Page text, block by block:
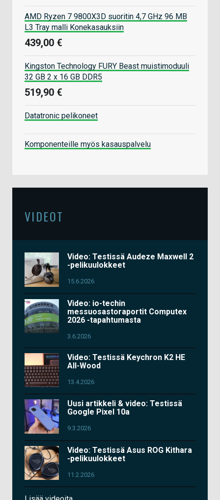
AMD Ryzen 7 9800X3D suoritin 4,7 GHz 96 MB
L3 Tray malli Konekasauksiin
439,00 €
Kingston Technology FURY Beast muistimoduuli
32 GB 2 x 16 GB DDR5
519,90 €
Datatronic pelikoneet
Komponenteille myös kasauspalvelu
VIDEOT
Video: Testissä Audeze Maxwell 2
-pelikuulokkeet
15.6.2026
Video: io-techin
messuosastoraportit Computex
2026 -tapahtumasta
3.6.2026
Video: Testissä Keychron K2 HE
All-Wood
13.4.2026
Uusi artikkeli & video: Testissä
Google Pixel 10a
9.3.2026
Video: Testissä Asus ROG Kithara
-pelikuulokkeet
11.2.2026